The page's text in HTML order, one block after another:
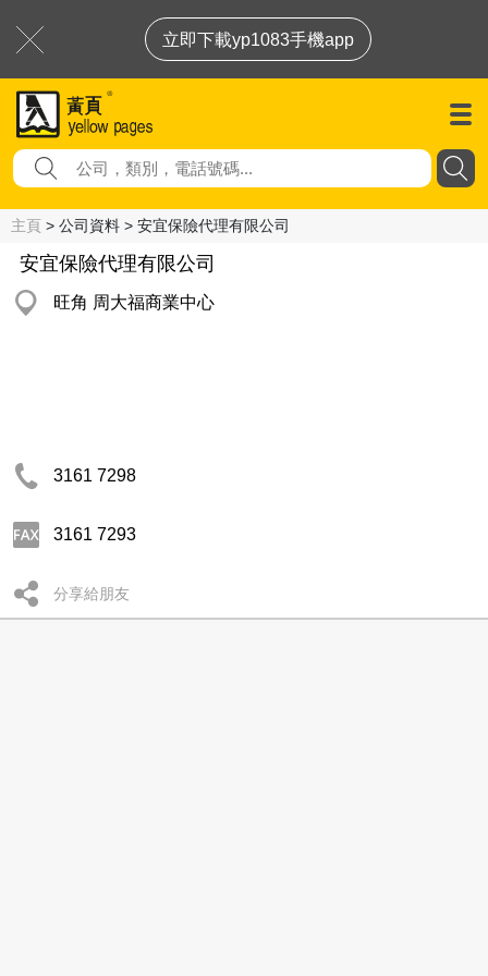
立即下載yp1083手機app
主頁 > 公司資料 > 安宜保險代理有限公司
安宜保險代理有限公司
旺角 周大福商業中心
3161 7298
3161 7293
分享給朋友